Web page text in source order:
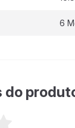
6
do